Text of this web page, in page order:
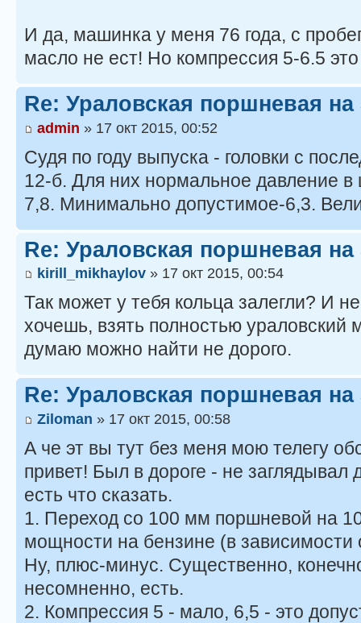
И да, машинка у меня 76 года, с
масло не ест! Но компрессия 5-6.5
Re: Ураловская поршневая
admin » 17 окт 2015, 00:52
Судя по году выпуска - головки с
12-б. Для них нормальное давление в
7,8. Минимально допустимое-6,3.
Re: Ураловская поршневая
kirill_mikhaylov » 17 окт 2015, 00:54
Так может у тебя кольца залегли? И
хочешь, взять полностью ураловский
думаю можно найти не дорого.
Re: Ураловская поршневая
Ziloman » 17 окт 2015, 00:58
А че эт вы тут без меня мою телегу
привет! Был в дороге - не
есть что сказать.
1. Переход со 100 мм поршневой на
мощности на бензине (в зависимости
Ну, плюс-минус. Существенно,
несомненно, есть.
2. Компрессия 5 - мало, 6,5 - это